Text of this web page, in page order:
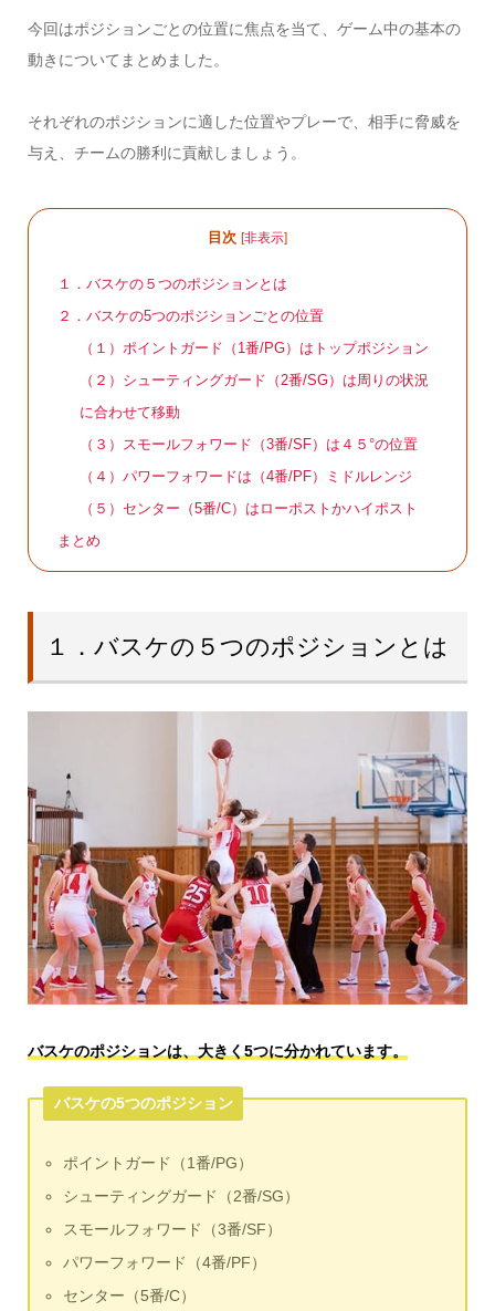
今回はポジションごとの位置に焦点を当て、ゲーム中の基本の
動きについてまとめました。
それぞれのポジションに適した位置やプレーで、相手に脅威を
与え、チームの勝利に貢献しましょう。
目次 [非表示]
１．バスケの５つのポジションとは
２．バスケの5つのポジションごとの位置
（１）ポイントガード（1番/PG）はトップポジション
（２）シューティングガード（2番/SG）は周りの状況
に合わせて移動
（３）スモールフォワード（3番/SF）は４５°の位置
（４）パワーフォワードは（4番/PF）ミドルレンジ
（５）センター（5番/C）はローポストかハイポスト
まとめ
１．バスケの５つのポジションとは
バスケのポジションは、大きく5つに分かれています。
バスケの5つのポジション
ポイントガード（1番/PG）
シューティングガード（2番/SG）
スモールフォワード（3番/SF）
パワーフォワード（4番/PF）
センター（5番/C）